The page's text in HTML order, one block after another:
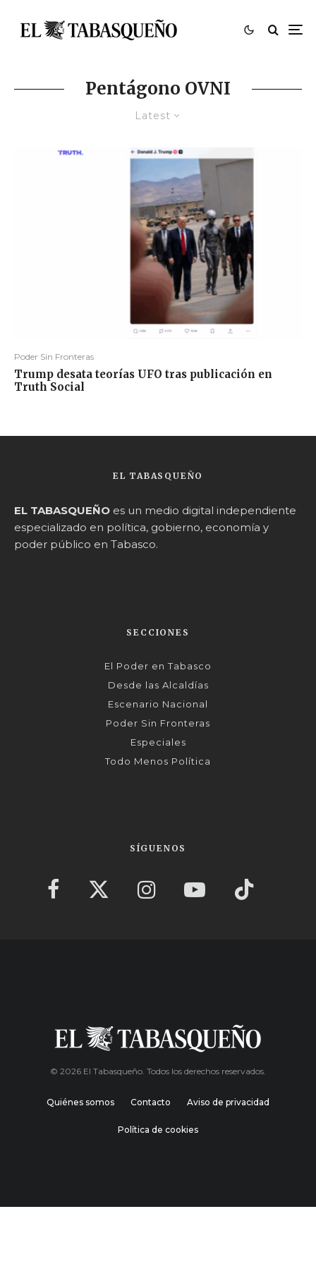
Pentágono OVNI
Latest
Poder Sin Fronteras
Trump desata teorías UFO tras publicación en
Truth Social
EL TABASQUEÑO
EL TABASQUEÑO es un medio digital independiente
especializado en política, gobierno, economía y
poder público en Tabasco.
SECCIONES
El Poder en Tabasco
Desde las Alcaldías
Escenario Nacional
Poder Sin Fronteras
Especiales
Todo Menos Política
SÍGUENOS
© 2026 El Tabasqueño. Todos los derechos reservados.
Quiénes somos Contacto Aviso de privacidad
Política de cookies